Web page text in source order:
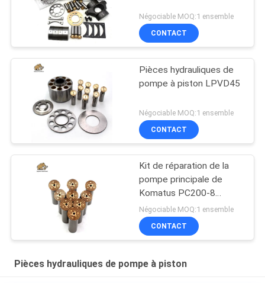
Négociable MOQ:1 ensemble
CONTACT
Pièces hydrauliques de
pompe à piston LPVD45
Négociable MOQ:1 ensemble
CONTACT
Kit de réparation de la
pompe principale de
Komatus PC200-8
Pompes hydrauliques
Négociable MOQ:1 ensemble
CONTACT
Pièces hydrauliques de pompe à piston